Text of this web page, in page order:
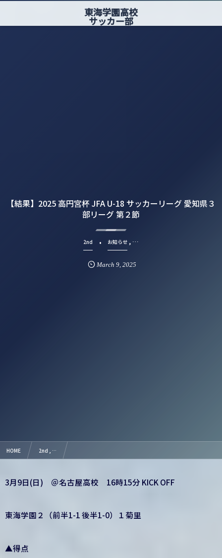
東海学園高校
サッカー部
【結果】2025 高円宮杯 JFA U-18 サッカーリーグ 愛知県３
部リーグ 第２節
2nd お知らせ , …
March 9, 2025
HOME 2nd , …
3月9日(日) ＠名古屋高校 16時15分 KICK OFF
東海学園２（前半1-1 後半1-0）１菊里
▲得点